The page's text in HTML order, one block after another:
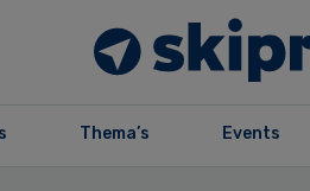
Thema’s Events